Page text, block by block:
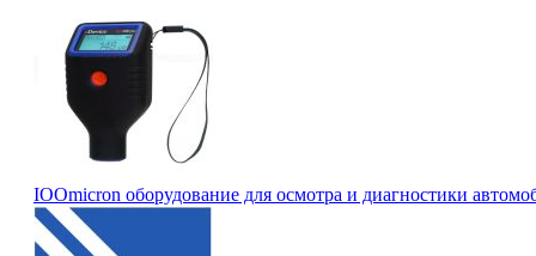
IOOmicron оборудование для осмотра и диагностики